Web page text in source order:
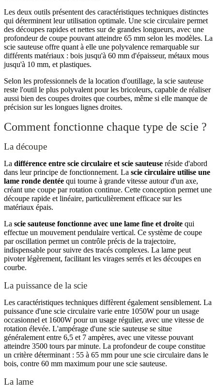
Les deux outils présentent des caractéristiques techniques distinctes
qui déterminent leur utilisation optimale. Une scie circulaire permet
des découpes rapides et nettes sur de grandes longueurs, avec une
profondeur de coupe pouvant atteindre 65 mm selon les modèles. La
scie sauteuse offre quant à elle une polyvalence remarquable sur
différents matériaux : bois jusqu'à 60 mm d'épaisseur, métaux mous
jusqu'à 10 mm, et plastiques.
Selon les professionnels de la location d'outillage, la scie sauteuse
reste l'outil le plus polyvalent pour les bricoleurs, capable de réaliser
aussi bien des coupes droites que courbes, même si elle manque de
précision sur les longues lignes droites.
Comment fonctionne chaque type de scie ?
La découpe
La différence entre scie circulaire et scie sauteuse réside d'abord
dans leur principe de fonctionnement. La scie circulaire utilise une
lame ronde dentée qui tourne à grande vitesse autour d'un axe,
créant une coupe par rotation continue. Cette conception permet une
découpe rapide et linéaire, particulièrement efficace sur les
matériaux épais.
La scie sauteuse fonctionne avec une lame fine et droite qui
effectue un mouvement pendulaire vertical. Ce système de coupe
par oscillation permet un contrôle précis de la trajectoire,
indispensable pour suivre des tracés complexes. La lame peut
pivoter légèrement, facilitant les virages serrés et les découpes en
courbe.
La puissance de la scie
Les caractéristiques techniques diffèrent également sensiblement. La
puissance d'une scie circulaire varie entre 1050W pour un usage
occasionnel et 1600W pour un usage régulier, avec une vitesse de
rotation élevée. L'ampérage d'une scie sauteuse se situe
généralement entre 6,5 et 7 ampères, avec une vitesse pouvant
atteindre 3500 tours par minute. La profondeur de coupe constitue
un critère déterminant : 55 à 65 mm pour une scie circulaire dans le
bois, contre 60 mm maximum pour une scie sauteuse.
La lame